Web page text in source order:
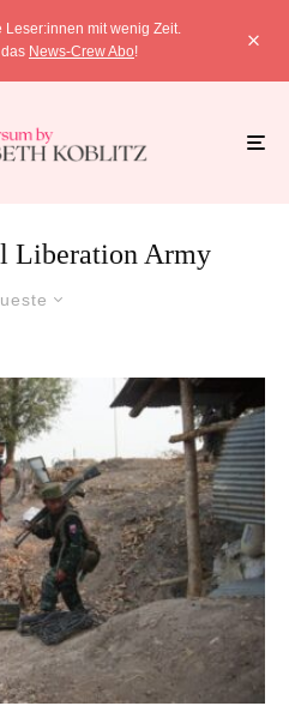
Leser:innen mit wenig Zeit.
News-Crew Abo!
Liberation Army